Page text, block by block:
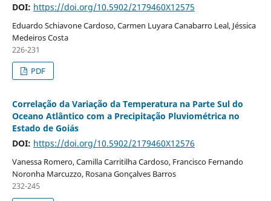
DOI: https://doi.org/10.5902/2179460X12575
Eduardo Schiavone Cardoso, Carmen Luyara Canabarro Leal, Jéssica
Medeiros Costa
226-231
PDF
Correlação da Variação da Temperatura na Parte Sul do
Oceano Atlântico com a Precipitação Pluviométrica no
Estado de Goiás
DOI: https://doi.org/10.5902/2179460X12576
Vanessa Romero, Camilla Carritilha Cardoso, Francisco Fernando
Noronha Marcuzzo, Rosana Gonçalves Barros
232-245